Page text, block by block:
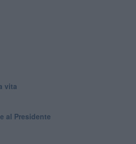
vita
al Presidente